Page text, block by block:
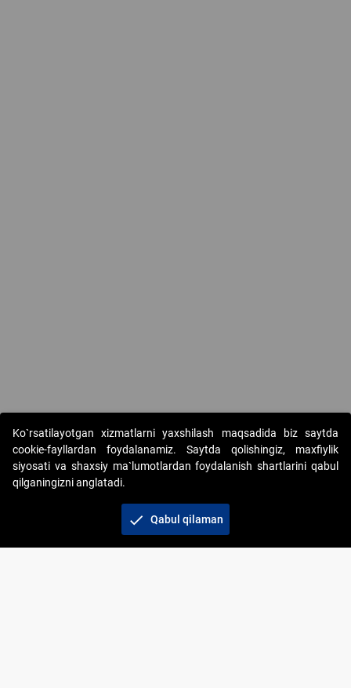
Copyright © 2017-2026. "Elektron onlayn-auksionlarni
tashkil etish" AJ. Barcha huquqlar himoyalangan
Ko`rsatilayotgan xizmatlarni yaxshilash maqsadida biz saytda
cookie-fayllardan foydalanamiz. Saytda qolishingiz, maxfiylik
siyosati va shaxsiy ma`lumotlardan foydalanish shartlarini qabul
qilganingizni anglatadi.
check Qabul qilaman